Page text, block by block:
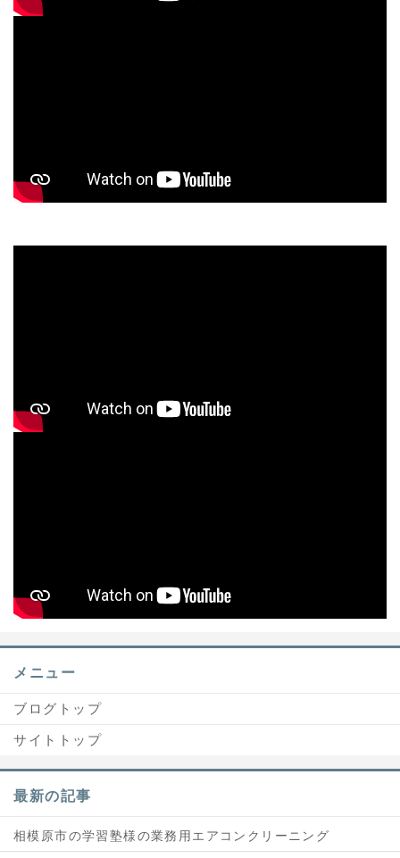
メニュー
ブログトップ
サイトトップ
最新の記事
相模原市の学習塾様の業務用エアコンクリーニング